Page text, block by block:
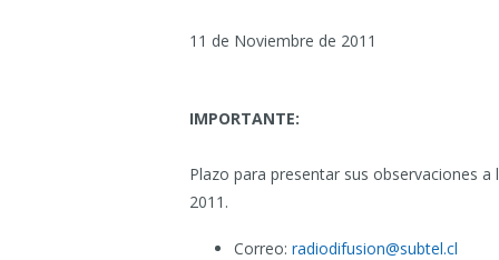
11 de Noviembre de 2011
IMPORTANTE:
Plazo para presentar sus observaciones
2011.
Correo: radiodifusion@subtel.cl